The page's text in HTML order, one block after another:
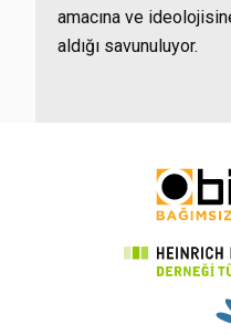
amacına ve
aldığı savunuluyor.